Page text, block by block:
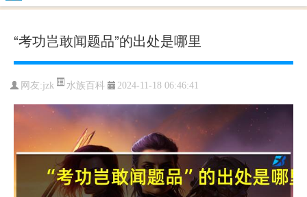
“考功岂敢闻题品”的出处是哪里
网友:jzk 水族百科 2024-11-18 06:46:41